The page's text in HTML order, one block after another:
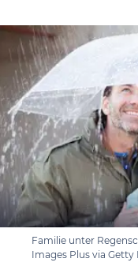
Familie unter
Images Plus via Getty